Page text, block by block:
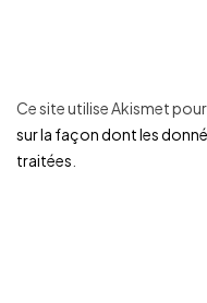
Ce site utilise Akismet
sur la façon dont les
traitées